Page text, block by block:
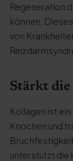
Regeneration
können.
von
Stärkt die
Kollagen ist
Knochen und
unterstützt die